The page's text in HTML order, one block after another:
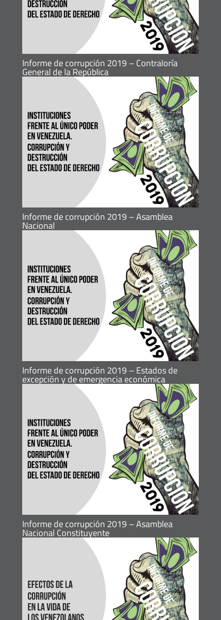
Informe de corrupción 2019 – Contraloría
General de la República
Informe de corrupción 2019 – Asamblea
Nacional
Informe de corrupción 2019 – Estados de
excepción y de emergencia económica
Informe de corrupción 2019 – Asamblea
Nacional Constituyente